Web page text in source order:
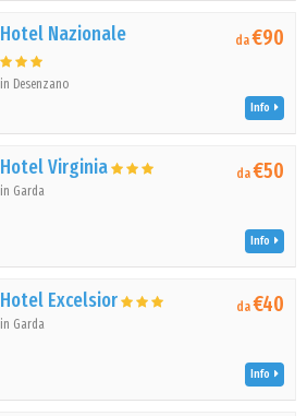
Hotel Nazionale
in Desenzano
da€90
Info
Hotel Virginia
in Garda
da€50
Info
Hotel Excelsior
in Garda
da€40
Info